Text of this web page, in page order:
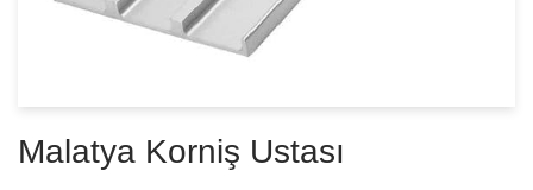
Malatya Korniş Ustası